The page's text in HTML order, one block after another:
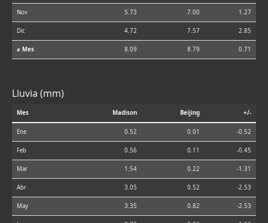
Nov 5.73 7.00 1.27
Dic 4.72 7.57 2.85
⌀ Mes 8.09 8.79 0.71
Lluvia (mm)
Mes Madison Beijing +/-
Ene 0.52 0.01 -0.52
Feb 0.56 0.11 -0.45
Mar 1.54 0.22 -1.31
Abr 3.05 0.52 -2.53
May 3.35 0.82 -2.53